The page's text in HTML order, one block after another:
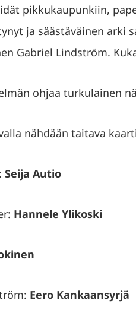
pikkukaupunkiin,
ja säästäväinen arki
Gabriel Lindström.
ohjaa turkulainen
nähdään taitava
Seija Autio
Hannele Ylikoski
Eero Kankaansyrjä